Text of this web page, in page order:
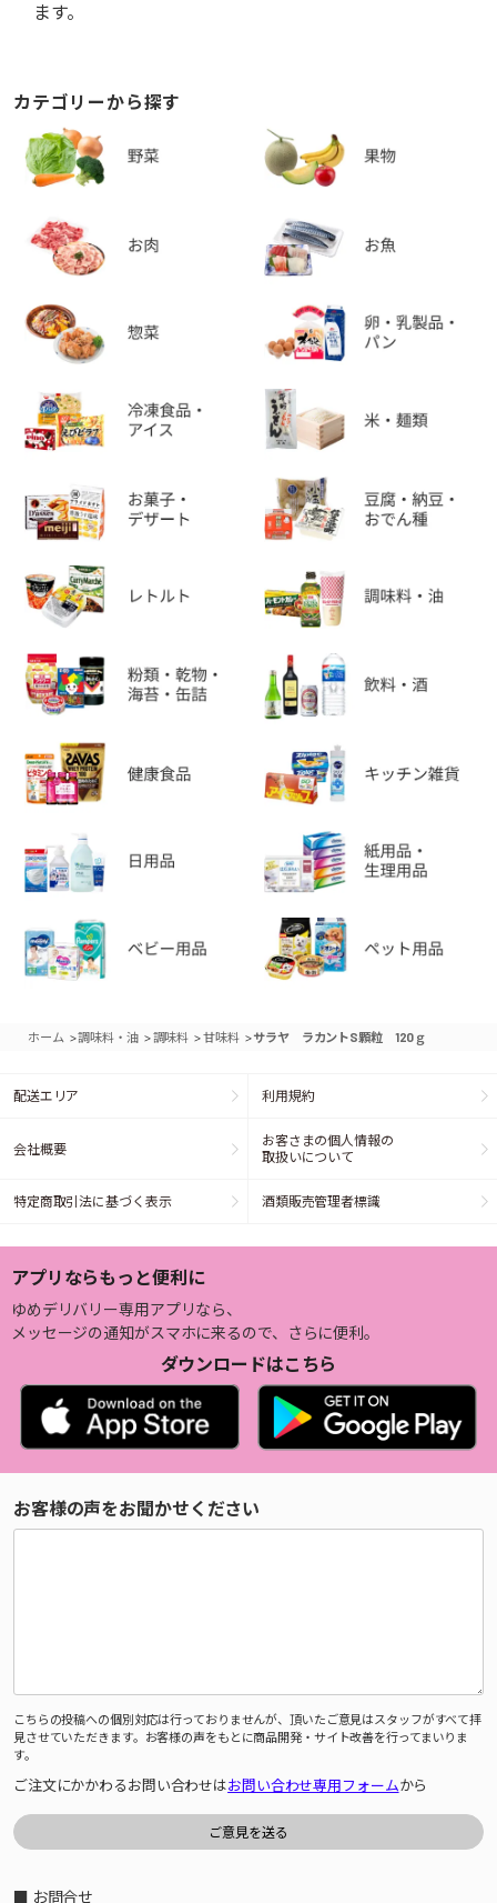
ます。
カテゴリーから探す
ホーム >調味料・油 >調味料 >甘味料 >サラヤ ラカントS顆粒 120ｇ
配送エリア 利用規約
会社概要
お客さまの個人情報の
取扱いについて
特定商取引法に基づく表示 酒類販売管理者標識
アプリならもっと便利に
ゆめデリバリー専用アプリなら、
メッセージの通知がスマホに来るので、さらに便利。
ダウンロードはこちら
お客様の声をお聞かせください
こちらの投稿への個別対応は行っておりませんが、頂いたご意見はスタッフがすべて拝
見させていただきます。お客様の声をもとに商品開発・サイト改善を行ってまいりま
す。
ご注文にかかわるお問い合わせはお問い合わせ専用フォームから
■ お問合せ